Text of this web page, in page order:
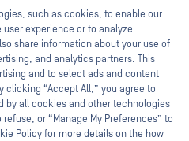
ホワイトペーパー
無料ツール
such as cookies, to enable our
experience or to analyze
share information about your use of
and analytics partners. This
and to select ads and content
clicking “Accept All,” you agree to
by all cookies and other technologies
or “Manage My Preferences” to
Policy for more details on the how